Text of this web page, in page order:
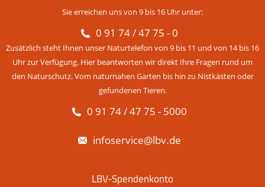
Sie erreichen uns von 9 bis 16 Uhr unter:
0 91 74 / 47 75 - 0
Zusätzlich steht Ihnen unser Naturtelefon von 9 bis 11 und von 14 bis 16
Uhr zur Verfügung. Hier beantworten wir direkt Ihre Fragen rund um
den Naturschutz. Vom naturnahen Garten bis hin zu Nistkästen oder
gefundenen Tieren.
0 91 74 / 47 75 - 5000
infoservice@lbv.de
LBV-Spendenkonto